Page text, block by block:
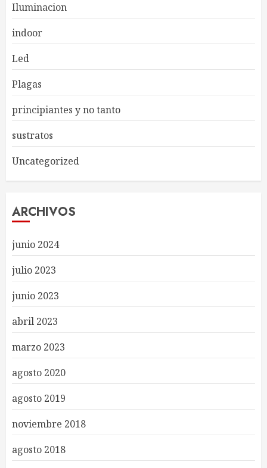
Iluminacion
indoor
Led
Plagas
principiantes y no tanto
sustratos
Uncategorized
ARCHIVOS
junio 2024
julio 2023
junio 2023
abril 2023
marzo 2023
agosto 2020
agosto 2019
noviembre 2018
agosto 2018